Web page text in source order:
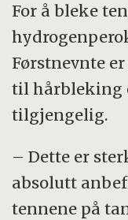
For å bleke
Førstnevnte
til hårbleking
tilgjengelig.
– Dette er
absolutt
tennene på